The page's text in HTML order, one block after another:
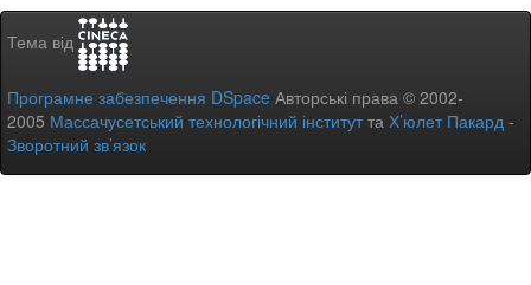
Тема від
Програмне забезпечення DSpace Авторські права © 2002-
2005 Массачусетський технологічний інститутта Х’юлет Пакард -
Зворотний зв’язок